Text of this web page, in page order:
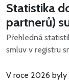
Statistika
partnerů)
Přehledná
smluv v registru
V roce 2026 byly